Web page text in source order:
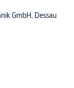
GmbH, Dessau